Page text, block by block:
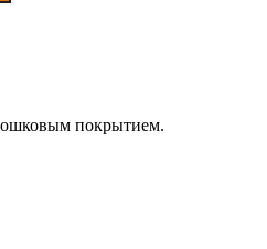
покрытием.